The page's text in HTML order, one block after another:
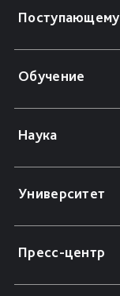
Поступающему
Обучение
Наука
Университет
Пресс-центр